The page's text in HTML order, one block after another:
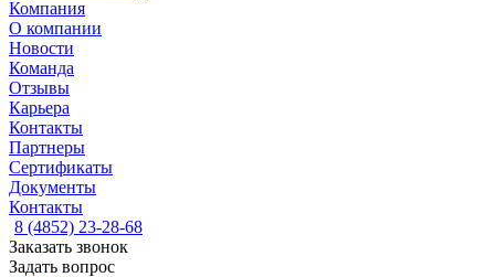
Компания
О компании
Новости
Команда
Отзывы
Карьера
Контакты
Партнеры
Сертификаты
Документы
Контакты
8 (4852) 23-28-68
Заказать звонок
Задать вопрос